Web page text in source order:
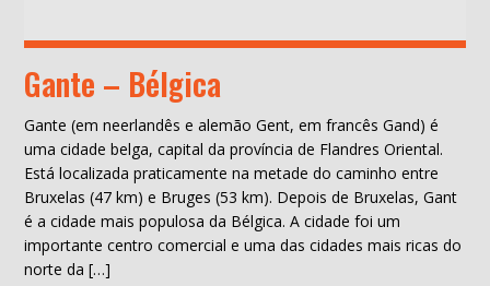
Gante – Bélgica
Gante (em neerlandês e alemão Gent, em francês Gand) é
uma cidade belga, capital da província de Flandres Oriental.
Está localizada praticamente na metade do caminho entre
Bruxelas (47 km) e Bruges (53 km). Depois de Bruxelas, Gant
é a cidade mais populosa da Bélgica. A cidade foi um
importante centro comercial e uma das cidades mais ricas do
norte da […]